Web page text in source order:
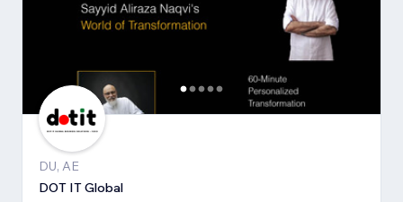
DU, AE
DOT IT Global